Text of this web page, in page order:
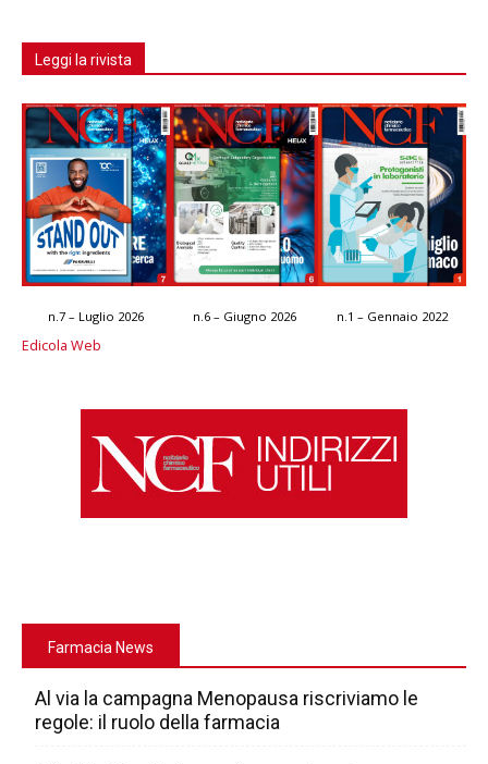
Leggi la rivista
n.7 – Luglio 2026 n.6 – Giugno 2026 n.1 – Gennaio 2022
Edicola Web
Farmacia News
Al via la campagna Menopausa riscriviamo le
regole: il ruolo della farmacia